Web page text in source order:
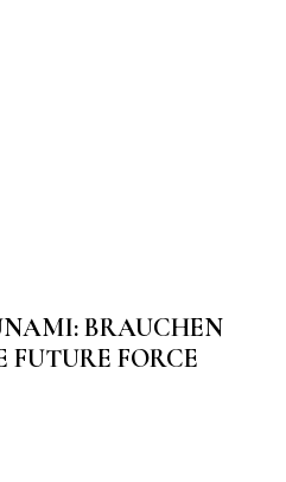
BRAUCHEN
FORCE